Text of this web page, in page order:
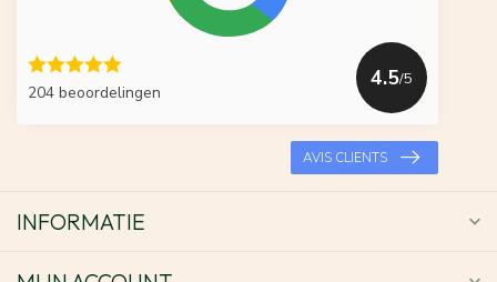
204 beoordelingen
4.5/5
AVIS CLIENTS
INFORMATIE